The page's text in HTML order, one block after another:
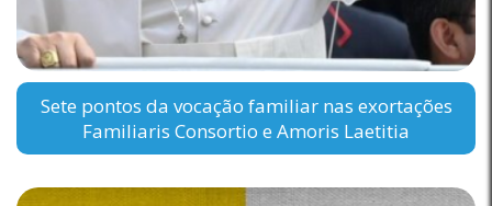
Sete pontos da vocação familiar nas exortações
Familiaris Consortio e Amoris Laetitia